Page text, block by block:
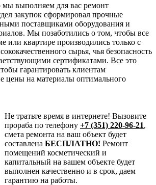
мы выполняем для вас ремонт
закупок сформировал прочные
поставщиками оборудования и
Мы позаботились о том, чтобы все
или квартире производились только с
сырья, чья безопасность
сертификатами. Все это
гарантировать клиентам
цены на материалы оптимального
Не тратьте время в интернете! Вызовите
прораба по телефону +7 (351) 220-96-21,
смета ремонта на ваш объект будет
составлена БЕСПЛАТНО! Ремонт
помещений косметический и
капитальный на вашем объекте будет
выполнен качественно и в срок, даем
гарантию на работы.